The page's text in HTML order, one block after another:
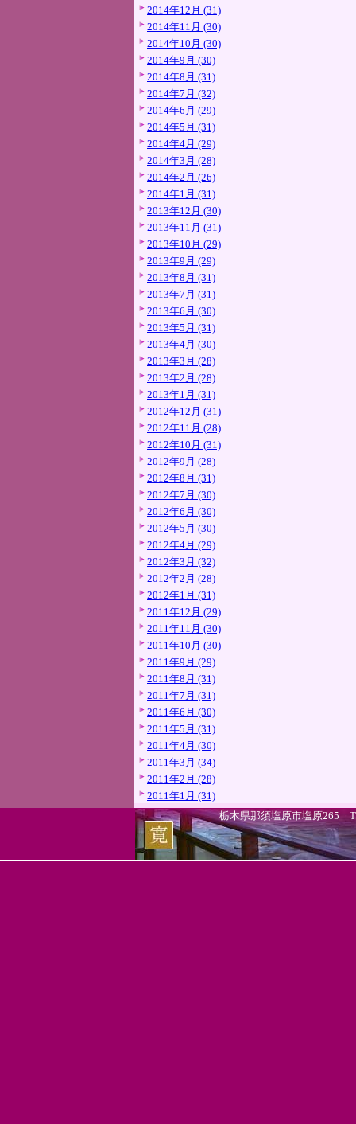
2014年12月 (31)
2014年11月 (30)
2014年10月 (30)
2014年9月 (30)
2014年8月 (31)
2014年7月 (32)
2014年6月 (29)
2014年5月 (31)
2014年4月 (29)
2014年3月 (28)
2014年2月 (26)
2014年1月 (31)
2013年12月 (30)
2013年11月 (31)
2013年10月 (29)
2013年9月 (29)
2013年8月 (31)
2013年7月 (31)
2013年6月 (30)
2013年5月 (31)
2013年4月 (30)
2013年3月 (28)
2013年2月 (28)
2013年1月 (31)
2012年12月 (31)
2012年11月 (28)
2012年10月 (31)
2012年9月 (28)
2012年8月 (31)
2012年7月 (30)
2012年6月 (30)
2012年5月 (30)
2012年4月 (29)
2012年3月 (32)
2012年2月 (28)
2012年1月 (31)
2011年12月 (29)
2011年11月 (30)
2011年10月 (30)
2011年9月 (29)
2011年8月 (31)
2011年7月 (31)
2011年6月 (30)
2011年5月 (31)
2011年4月 (30)
2011年3月 (34)
2011年2月 (28)
2011年1月 (31)
栃木県那須塩原市塩原265